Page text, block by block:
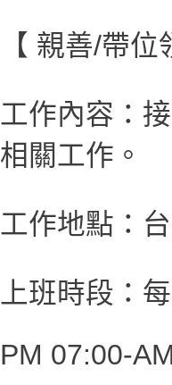
【 親善/帶
工作內容：
相關工作。
工作地點：
上班時段：
PM 07:00-